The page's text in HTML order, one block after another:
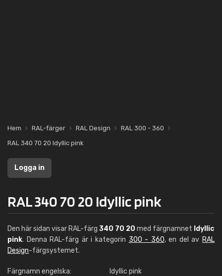
Hem RAL-färger RAL Design
RAL 300 - 360
RAL 340 70 20 Idyllic pink
Logga in
RAL 340 70 20 Idyllic pink
Den här sidan visar RAL-färg 340 70 20 med färgnamnet Idyllic
pink. Denna RAL-färg är i kategorin 300 - 360, en del av RAL
Design-färgsystemet.
Färgnamn engelska:
Idyllic pink